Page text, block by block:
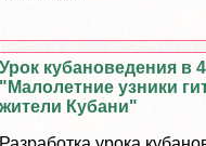
Урок кубановедения в
"Малолетние узники
жители Кубани"